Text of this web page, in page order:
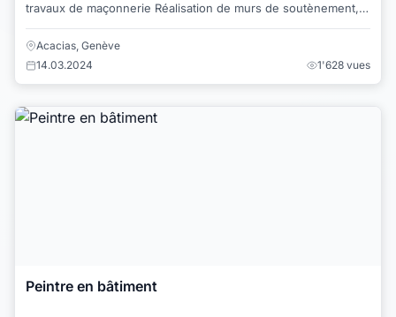
travaux de maçonnerie Réalisation de murs de soutènement,
mur en briques, mur en béto...
Acacias, Genève
14.03.2024
1'628 vues
Peintre en bâtiment